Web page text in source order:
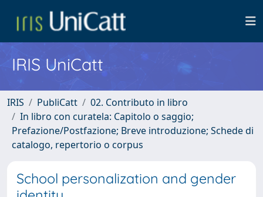
IRIS UniCatt
IRIS PubliCatt
02. Contributo in libro
In libro con curatela: Capitolo o saggio;
Prefazione/Postfazione; Breve introduzione; Schede di
catalogo, repertorio o corpus
School personalization and gender